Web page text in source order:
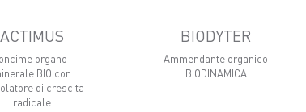
ACTIMUS
organo-
BIO con
di crescita
radicale
BIODYTER
Ammendante organico
BIODINAMICA